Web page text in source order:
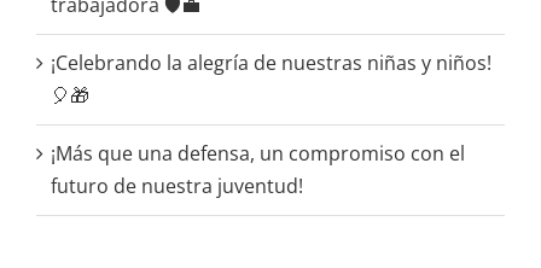
¡Celebrando la alegría de nuestras niñas y niños!
🎈🎁
¡Más que una defensa, un compromiso con el
futuro de nuestra juventud!